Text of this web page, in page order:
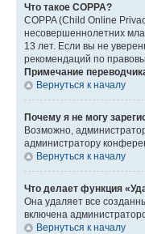
Что такое COPPA?
COPPA (Child Online
несовершеннолетних
13 лет. Если вы не
рекомендаций по
Примечание
Вернуться к началу
Почему я не могу
Возможно,
администратору
Вернуться к началу
Что делает функция
Она удаляет все
включена
Вернуться к началу